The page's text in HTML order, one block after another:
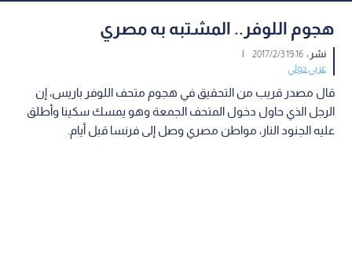
هجوم اللوفر.. المشتبه به مصري
نشر :19:16 2017/2/3
|
عربي دولي
قال مصدر قريب من التحقيق في هجوم متحف اللوفر باريس، إن
الرجل الذي حاول دخول المتحف الجمعة وهو يمسك سكينا وأطلق
عليه الجنود النار، مواطن مصري وصل إلى فرنسا قبل أيام.